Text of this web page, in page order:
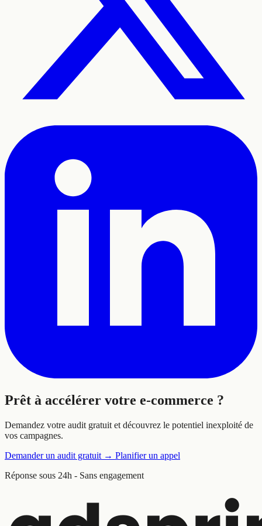
Prêt à accélérer votre e-commerce ?
Demandez votre audit gratuit et découvrez le potentiel inexploité de
vos campagnes.
Demander un audit gratuit → Planifier un appel
Réponse sous 24h - Sans engagement